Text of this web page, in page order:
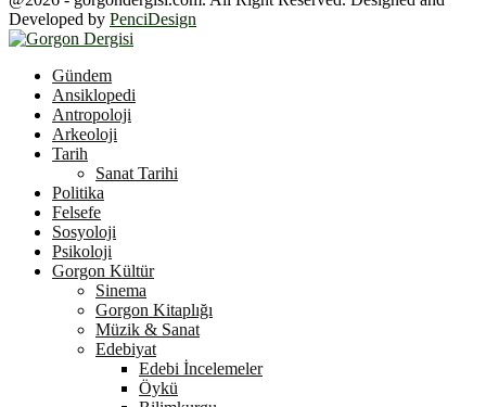
Developed by PenciDesign
Gündem
Ansiklopedi
Antropoloji
Arkeoloji
Tarih
Sanat Tarihi
Politika
Felsefe
Sosyoloji
Psikoloji
Gorgon Kültür
Sinema
Gorgon Kitaplığı
Müzik & Sanat
Edebiyat
Edebi İncelemeler
Öykü